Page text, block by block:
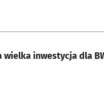
inwestycja dla